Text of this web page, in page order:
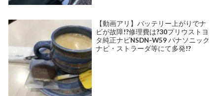
【動画アリ】バッテリー上がりでナ
ビが故障!?修理費は?30プリウストヨ
タ純正ナビNSDN-W59 パナソニック
ナビ・ストラーダ等にて多発!?